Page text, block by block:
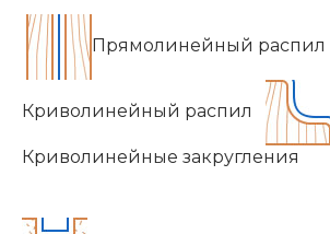
Прямолинейный распил
Криволинейный распил
Криволинейные закругления